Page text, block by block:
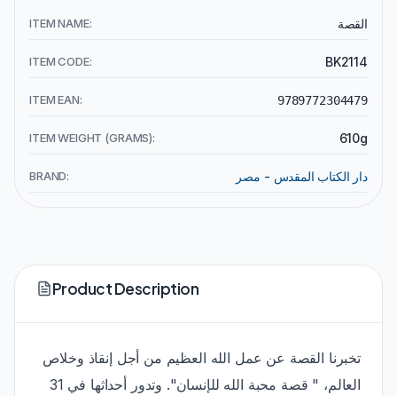
ITEM NAME: القصة
ITEM CODE: BK2114
ITEM EAN: 9789772304479
ITEM WEIGHT (GRAMS): 610g
BRAND: دار الكتاب المقدس - مصر
Product Description
تخبرنا القصة عن عمل الله العظيم من أجل إنقاذ وخلاص
العالم، " قصة محبة الله للإنسان". وتدور أحداثها في 31